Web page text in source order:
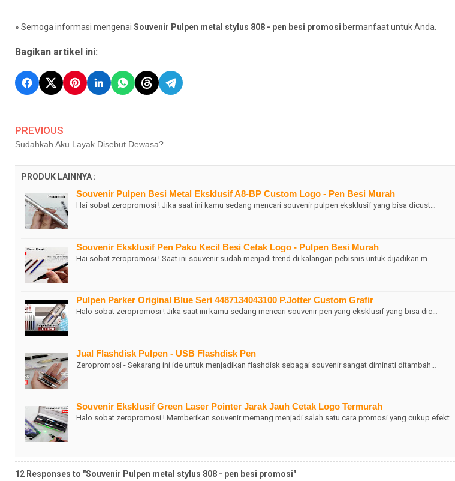
» Semoga informasi mengenai Souvenir Pulpen metal stylus 808 - pen besi promosi bermanfaat untuk Anda.
Bagikan artikel ini:
PREVIOUS
Sudahkah Aku Layak Disebut Dewasa?
PRODUK LAINNYA :
Souvenir Pulpen Besi Metal Eksklusif A8-BP Custom Logo - Pen Besi Murah
Hai sobat zeropromosi ! Jika saat ini kamu sedang mencari souvenir pulpen eksklusif yang bisa dicust…
Souvenir Eksklusif Pen Paku Kecil Besi Cetak Logo - Pulpen Besi Murah
Hai sobat zeropromosi ! Saat ini souvenir sudah menjadi trend di kalangan pebisnis untuk dijadikan m…
Pulpen Parker Original Blue Seri 4487134043100 P.Jotter Custom Grafir
Halo sobat zeropromosi ! Jika saat ini kamu sedang mencari souvenir pen yang eksklusif yang bisa dic…
Jual Flashdisk Pulpen - USB Flashdisk Pen
Zeropromosi - Sekarang ini ide untuk menjadikan flashdisk sebagai souvenir sangat diminati ditambah…
Souvenir Eksklusif Green Laser Pointer Jarak Jauh Cetak Logo Termurah
Halo sobat zeropromosi ! Memberikan souvenir memang menjadi salah satu cara promosi yang cukup efekt…
12 Responses to "Souvenir Pulpen metal stylus 808 - pen besi promosi"